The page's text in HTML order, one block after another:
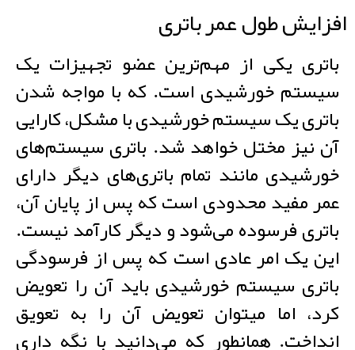
افزایش طول عمر باتری
باتری یکی از مهم‌ترین عضو تجهیزات یک
سیستم خورشیدی است. که با مواجه شدن
باتری یک سیستم خورشیدی با مشکل، کارایی
آن نیز مختل خواهد شد. باتری سیستم‌های
خورشیدی مانند تمام باتری‌های دیگر دارای
عمر مفید محدودی است که پس از پایان آن،
باتری فرسوده می‌شود و دیگر کارآمد نیست.
این یک امر عادی است که پس از فرسودگی
باتری سیستم خورشیدی باید آن را تعویض
کرد، اما میتوان تعویض آن را به تعویق
انداخت. همانطور که می‌دانید با نگه داری